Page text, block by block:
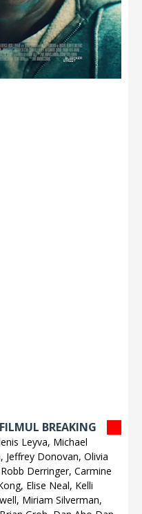
BREAKING
Leyva, Michael
Jeffrey Donovan, Olivia
Derringer, Carmine
Elise Neal, Kelli
Miriam Silverman,